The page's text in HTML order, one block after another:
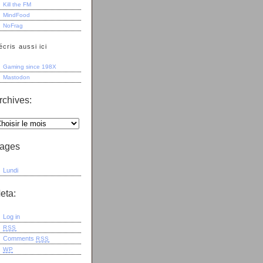
Kill the FM
MindFood
NoFrag
aussi ici
Gaming since 198X
Mastodon
Lundi
Log in
RSS
Comments RSS
WP